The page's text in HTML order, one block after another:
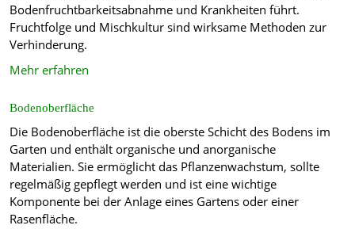
Bodenfruchtbarkeitsabnahme und Krankheiten führt.
Fruchtfolge und Mischkultur sind wirksame Methoden zur
Verhinderung.
Mehr erfahren
Bodenoberfläche
Die Bodenoberfläche ist die oberste Schicht des Bodens im
Garten und enthält organische und anorganische
Materialien. Sie ermöglicht das Pflanzenwachstum, sollte
regelmäßig gepflegt werden und ist eine wichtige
Komponente bei der Anlage eines Gartens oder einer
Rasenfläche.